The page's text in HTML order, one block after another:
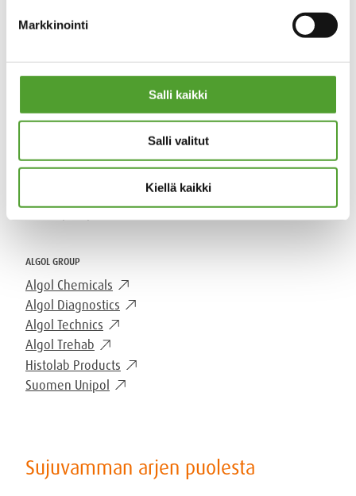
Markkinointi
Salli kaikki
Salli valitut
Kiellä kaikki
Evästeseloste
Huolto
algol-trehab@algol.fi
Kaikki yhteystiedot
ALGOL GROUP
Algol Chemicals
Algol Diagnostics
Algol Technics
Algol Trehab
Histolab Products
Suomen Unipol
Sujuvamman arjen puolesta